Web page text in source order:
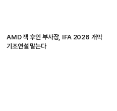
AMD 잭 후인 부사장, IFA 2026 개막
기조연설 맡는다